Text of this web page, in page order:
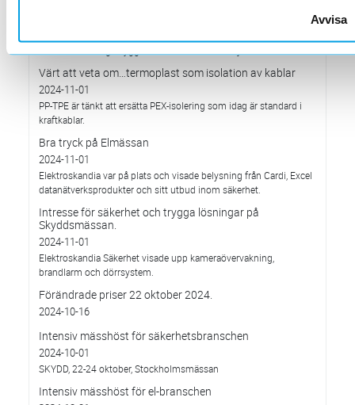
Avvisa
Värt att veta om…termoplast som isolation av kablar
2024-11-01
PP-TPE är tänkt att ersätta PEX-isolering som idag är standard i
kraftkablar.
Bra tryck på Elmässan
2024-11-01
Elektroskandia var på plats och visade belysning från Cardi, Excel
datanätverksprodukter och sitt utbud inom säkerhet.
Intresse för säkerhet och trygga lösningar på
Skyddsmässan.
2024-11-01
Elektroskandia Säkerhet visade upp kameraövervakning,
brandlarm och dörrsystem.
Förändrade priser 22 oktober 2024.
2024-10-16
Intensiv mässhöst för säkerhetsbranschen
2024-10-01
SKYDD, 22-24 oktober, Stockholmsmässan
Intensiv mässhöst för el-branschen